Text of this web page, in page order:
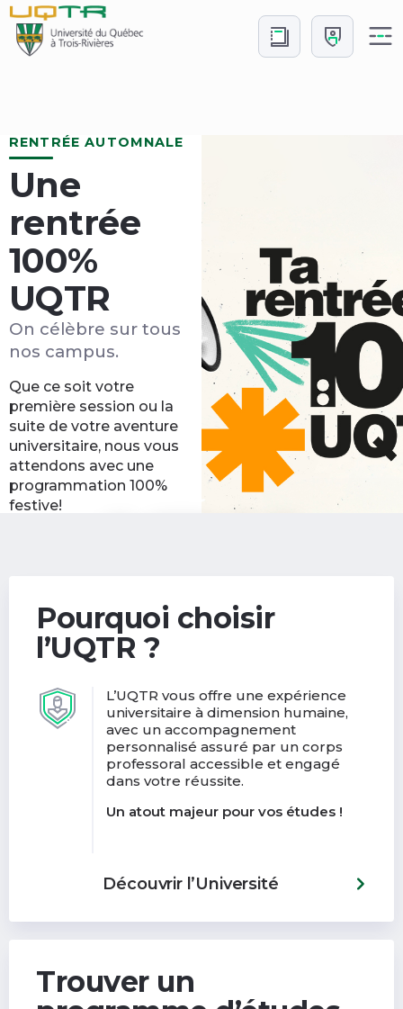
Aller
au
contenu
Aller
Connexion
Accueil
RENTRÉE AUTOMNALE
Une
rentrée
100%
UQTR
On célèbre sur tous
nos campus.
Que ce soit votre
première session ou la
suite de votre aventure
universitaire, nous vous
attendons avec une
programmation 100%
festive!
Pourquoi choisir
l’UQTR ?
L’UQTR vous offre une expérience
universitaire à dimension humaine,
avec un accompagnement
personnalisé assuré par un corps
professoral accessible et engagé
dans votre réussite.
Un atout majeur pour vos études !
Découvrir l’Université
Trouver un